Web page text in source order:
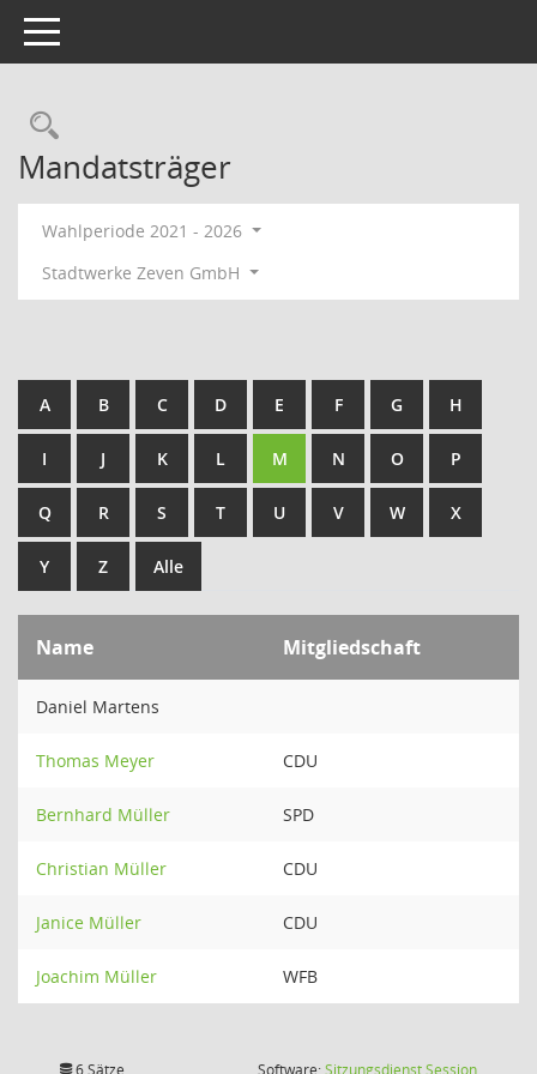
Toggle navigation
Rechercheauswahl
Mandatsträger
Wahlperiode 2021 - 2026
Stadtwerke Zeven GmbH
A B C D E F G H
I J K L M N O P
Q R S T U V W X
Y Z Alle
Name Mitgliedschaft
Daniel Martens
Thomas Meyer CDU
Bernhard Müller SPD
Christian Müller CDU
Janice Müller CDU
Joachim Müller WFB
6 Sätze Software:SitzungsdienstSession(Wird in